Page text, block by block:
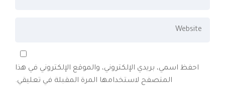
احفظ اسمي، بريدي الإلكتروني، والموقع الإلكتروني في هذا
المتصفح لاستخدامها المرة المقبلة في تعليقي.